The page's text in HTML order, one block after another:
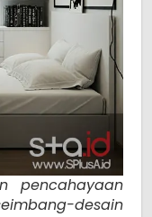
pencahayaan
desain